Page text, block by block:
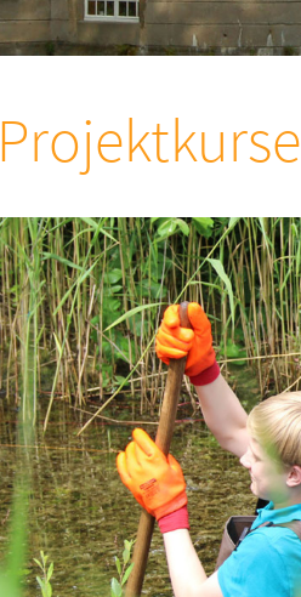
Projektkurse